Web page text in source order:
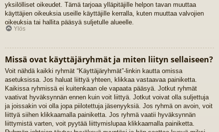
yksilölliset oikeudet. Tämä tarjoaa ylläpitäjille helpon tavan muuttaa
käyttäjien oikeuksia useille käyttäjille kerralla, kuten muuttaa valvojien
oikeuksia tai hallita pääsyä suljetulle alueelle.
Ylös
Missä ovat käyttäjäryhmät ja miten liityn sellaiseen?
Voit nähdä kaikki ryhmät “Käyttäjäryhmät”-linkin kautta omissa
asetuksissa. Jos haluat liittyä yhteen, klikkaa vastaavaa painiketta.
Kaikissa ryhmissä ei kuitenkaan ole vapaata pääsyä. Jotkut ryhmät
vaativat hyväksynnän ennen kuin voit liittyä. Jotkut voivat olla suljettuja
ja joissakin voi olla jopa piilotettuja jäsenyyksiä. Jos ryhmä on avoin, voit
liittyä siihen klikkaamalla painiketta. Jos ryhmä vaatii hyväksynnän
liittymistä varten, voit pyytää liittymislupaa klikkaamalla painiketta.